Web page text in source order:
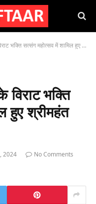
महोत्सव में शामिल हुए श्रीमहंत नारायण गिरि महाराज
विराट भक्ति
हुए श्रीमहंत
2024
No Comments